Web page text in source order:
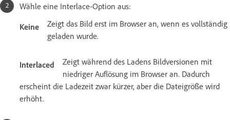
Wähle eine Interlace-Option aus:
Keine
Zeigt das Bild erst im Browser an, wenn es vollständig
geladen wurde.
Interlaced
Zeigt während des Ladens Bildversionen mit
niedriger Auflösung im Browser an. Dadurch
erscheint die Ladezeit zwar kürzer, aber die Dateigröße wird
erhöht.